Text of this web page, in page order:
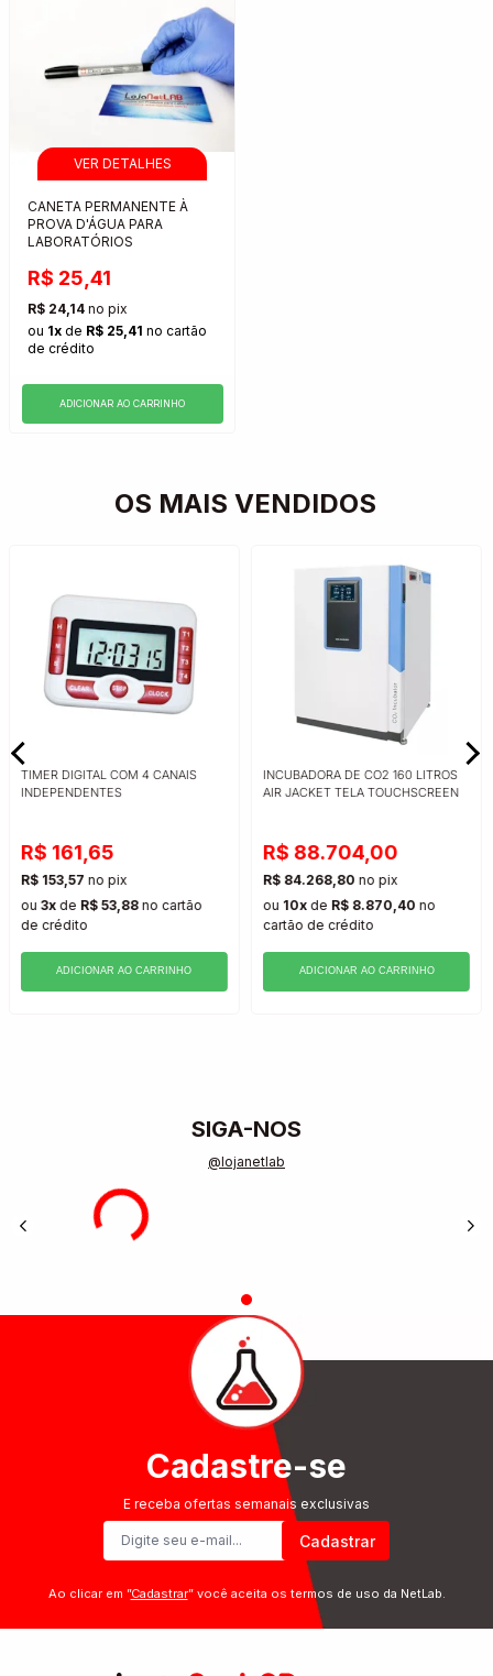
CANETA PERMANENTE À
PROVA D'ÁGUA PARA
LABORATÓRIOS
R$ 25,41
R$ 24,14 no pix
ou 1x de R$ 25,41 no cartão
de crédito
ADICIONAR AO CARRINHO
OS MAIS VENDIDOS
TIMER DIGITAL COM 4 CANAIS
INDEPENDENTES
R$ 161,65
R$ 153,57 no pix
ou 3xde R$ 53,88no cartão
de crédito
ADICIONAR AO CARRINHO
INCUBADORA DE CO2 160 LITROS
AIR JACKET TELA TOUCHSCREEN
R$ 88.704,00
R$ 84.268,80 no pix
ou 10x de R$ 8.870,40 no
cartão de crédito
ADICIONAR AO CARRINHO
SIGA-NOS
@lojanetlab
Cadastre-se
E receba ofertas semanais exclusivas
Cadastrar
Ao clicar em ”Cadastrar” você aceita os termos de uso da NetLab.